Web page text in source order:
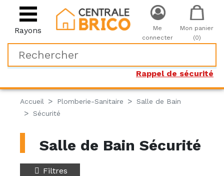
Rayons
Rappel de sécurité
Me
connecter
Mon panier
(0)
Accueil Plomberie-Sanitaire
Salle de Bain
Sécurité
Salle de Bain Sécurité
Filtres